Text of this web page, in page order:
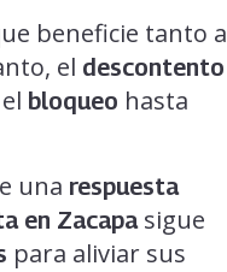
beneficie tanto a
el descontento
bloqueo hasta
una respuesta
en Zacapasigue
para aliviar sus